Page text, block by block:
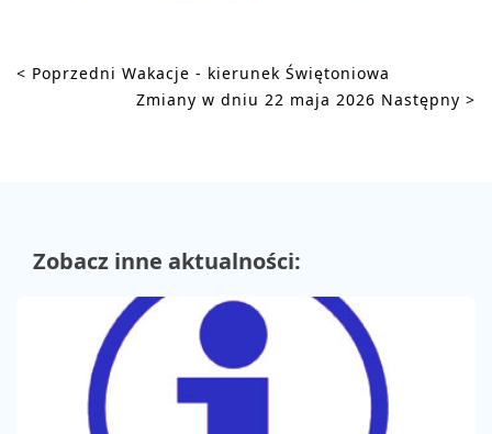
< Poprzedni Wakacje - kierunek Świętoniowa
Zmiany w dniu 22 maja 2026 Następny >
Zobacz inne aktualności: